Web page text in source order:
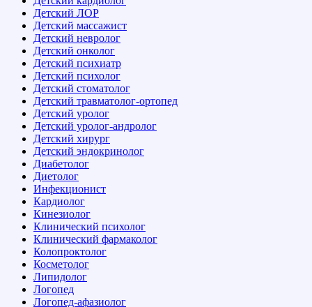
Детский ЛОР
Детский массажист
Детский невролог
Детский онколог
Детский психиатр
Детский психолог
Детский стоматолог
Детский травматолог-ортопед
Детский уролог
Детский уролог-андролог
Детский хирург
Детский эндокринолог
Диабетолог
Диетолог
Инфекционист
Кардиолог
Кинезиолог
Клинический психолог
Клинический фармаколог
Колопроктолог
Косметолог
Липидолог
Логопед
Логопед-афазиолог